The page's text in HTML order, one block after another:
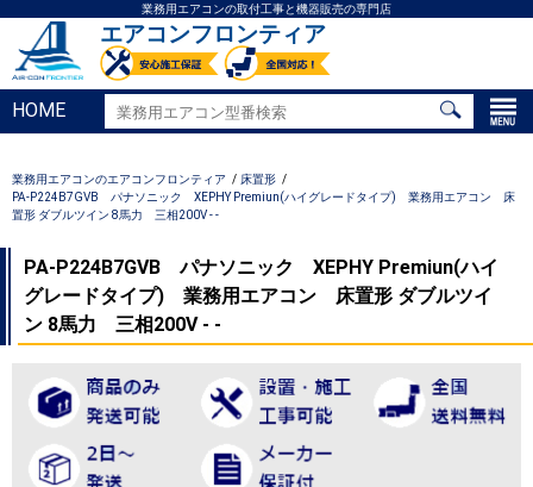
業務用エアコンの取付工事と機器販売の専門店
エアコンフロンティア
HOME
業務用エアコンのエアコンフロンティア
床置形
PA-P224B7GVB パナソニック XEPHY Premiun(ハイグレードタイプ) 業務用エアコン 床
置形 ダブルツイン 8馬力 三相200V - -
PA-P224B7GVB パナソニック XEPHY Premiun(ハイ
グレードタイプ) 業務用エアコン 床置形 ダブルツイ
ン 8馬力 三相200V - -